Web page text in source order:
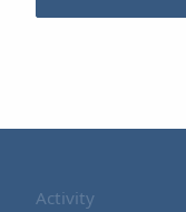
Activity